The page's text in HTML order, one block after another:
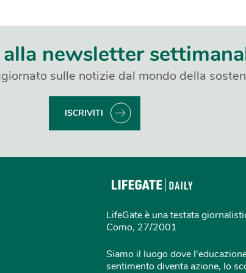
newsletter
sulle notizie dal mondo della
ISCRIVITI
LifeGate è una testata
Como, 27/2001
Siamo il luogo dove
sentimento diventa azione, lo